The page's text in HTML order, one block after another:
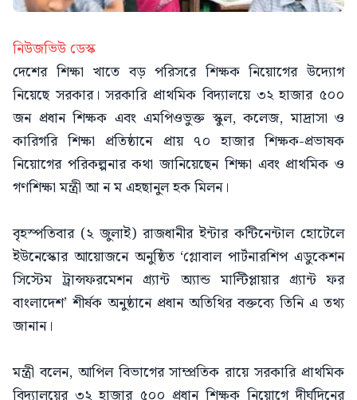
নিউজভিউ ডেস্ক
দেশের শিক্ষা খাতে বড় পরিসরে শিক্ষক নিয়োগের উদ্যোগ
নিয়েছে সরকার। সরকারি প্রাথমিক বিদ্যালয়ে ৩২ হাজার ৫০০
জন প্রধান শিক্ষক এবং এমপিওভুক্ত স্কুল, কলেজ, মাদ্রাসা ও
কারিগরি শিক্ষা প্রতিষ্ঠানে প্রায় ৭০ হাজার শিক্ষক-প্রভাষক
নিয়োগের পরিকল্পনার কথা জানিয়েছেন শিক্ষা এবং প্রাথমিক ও
গণশিক্ষা মন্ত্রী আ ন ম এহছানুল হক মিলন।
বৃহস্পতিবার (২ জুলাই) রাজধানীর ইন্টার কন্টিনেন্টাল হোটেলে
ইউনেস্কোর আয়োজনে অনুষ্ঠিত ‘গ্লোবাল পার্টনারশিপ এডুকেশন
সিস্টেম ট্রান্সফরমেশন গ্র্যান্ট অ্যান্ড মাল্টিপ্লায়ার গ্র্যান্ট ফর
বাংলাদেশ’ শীর্ষক অনুষ্ঠানে প্রধান অতিথির বক্তব্যে তিনি এ তথ্য
জানান।
মন্ত্রী বলেন, আপিল বিভাগের সাম্প্রতিক রায়ে সরকারি প্রাথমিক